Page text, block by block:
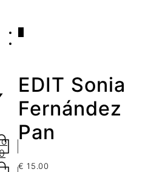
EDIT Sonia
Fernández
Pan
€ 15.00